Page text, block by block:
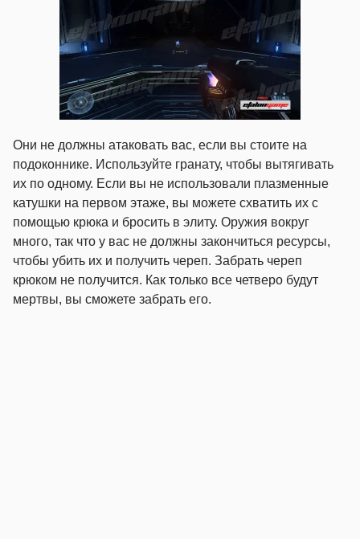
Они не должны атаковать вас, если вы стоите на
подоконнике. Используйте гранату, чтобы вытягивать
их по одному. Если вы не использовали плазменные
катушки на первом этаже, вы можете схватить их с
помощью крюка и бросить в элиту. Оружия вокруг
много, так что у вас не должны закончиться ресурсы,
чтобы убить их и получить череп. Забрать череп
крюком не получится. Как только все четверо будут
мертвы, вы сможете забрать его.